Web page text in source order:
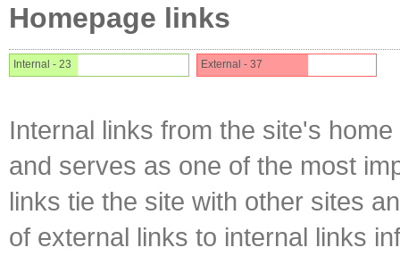
Homepage links
Internal - 23 External - 37
Internal links from the site's
and serves as one of the most
links tie the site with other sites
of external links to internal links